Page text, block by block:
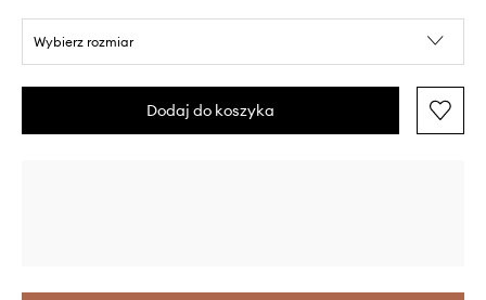
Wybierz rozmiar
Dodaj do koszyka